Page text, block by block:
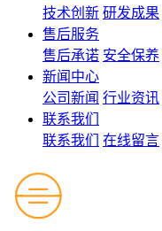
技术创新 研发成果
售后服务
售后承诺 安全保养
新闻中心
公司新闻 行业资讯
联系我们
联系我们
在线留言